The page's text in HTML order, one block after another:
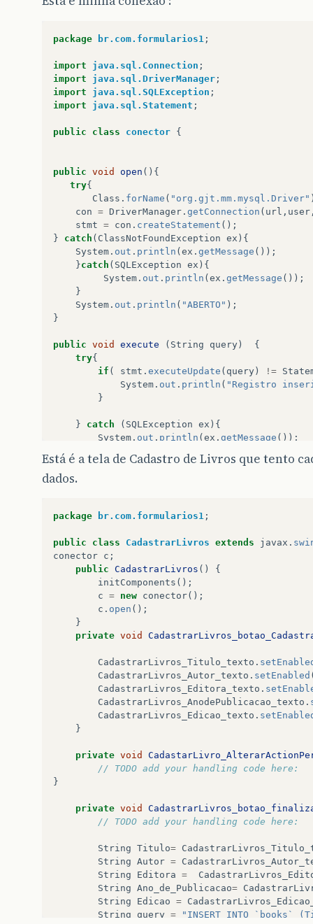
package br.com.formularios1 ;
import java.sql.Connection ;
import
java.sql.DriverManager ;
import
java.sql.SQLException ;
import
java.sql.Statement ;
public class conector {
public void open (){
try{
Class . forName ( "org.gjt.mm.mysql.Driver"
con = DriverManager . getConnection ( url , user
stmt = con . createStatement ();
}
catch ( ClassNotFoundException ex ){
System . out . println (ex . getMessage ());
}catch ( SQLException ex ){
System . out . println (ex . getMessage ());
}
System . out . println ( "ABERTO" );
}
public void execute ( String query)
{
try{
if ( stmt . executeUpdate ( query) !=
System . out . println ( "Registro
}
} catch ( SQLException ex ){
System . out . println (ex . getMessage ());
}
try {
con.close();
catch
System. out. println
System out.println
}
private
final String user "root";
private
final String pass = "";
Connection con;
Statement
Está é a tela de Cadastro de Livros que tento
dados.
package br.com.formularios1 ;
public class CadastrarLivros extends javax .
conector c ;
public CadastrarLivros ()
{
initComponents ();
c = new conector();
c . open ();
}
private void
CadastrarLivros_Titulo_texto .
CadastrarLivros_Autor_texto . setEnabled
CadastrarLivros_Editora_texto .
CadastrarLivros_AnodePublicacao_texto .
CadastrarLivros_Edicao_texto .
}
private void
// TODO add your handling code here:
}
private void
// TODO add your handling code here:
String Titulo=
String Autor =
String
Editora =
String Ano_de_Publicacao=
String
Edicao =
String
query = "INSERT INTO `books`